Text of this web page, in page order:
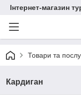
Інтернет-магазин
Товари та
Кардиган